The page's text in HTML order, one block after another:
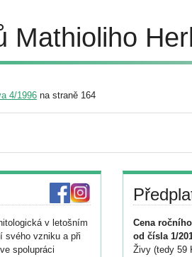
Mathioliho
4/1996 na straně 164
v letošním
svého vzniku a při
spolupráci
Cena
od čísla 1/
Živy (tedy 59